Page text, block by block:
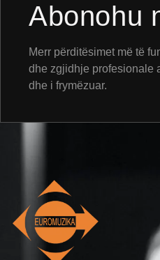
Abonohu
Merr përditësimet më të
dhe zgjidhje profesionale
dhe i frymëzuar.